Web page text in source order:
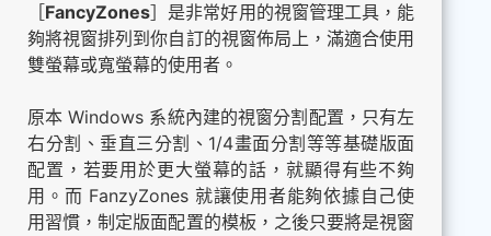
FancyZones］是非常好用的視窗管理工具，能
夠將視窗排列到你自訂的視窗佈局上，滿適合使用
雙螢幕或寬螢幕的使用者。
原本 Windows 系統內建的視窗分割配置，只有左
右分割、垂直三分割、1/4畫面分割等等基礎版面
配置，若要用於更大螢幕的話，就顯得有些不夠
用。而 FanzyZones 就讓使用者能夠依據自己使
用習慣，制定版面配置的模板，之後只要將是視窗